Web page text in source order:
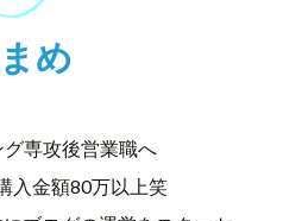
め
専攻後営業職へ
入金額80万以上笑